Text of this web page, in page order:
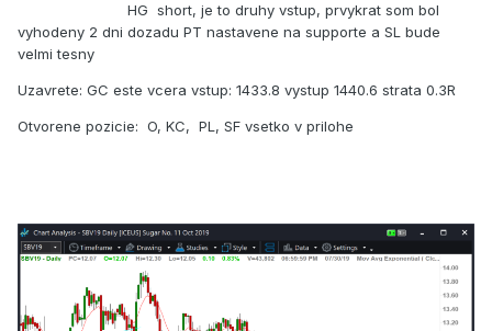
HG short, je to druhy vstup, prvykrat som bol
vyhodeny 2 dni dozadu PT nastavene na supporte a SL bude
velmi tesny
Uzavrete: GC este vcera vstup: 1433.8 vystup 1440.6 strata 0.3R
Otvorene pozicie: O, KC, PL, SF vsetko v prilohe